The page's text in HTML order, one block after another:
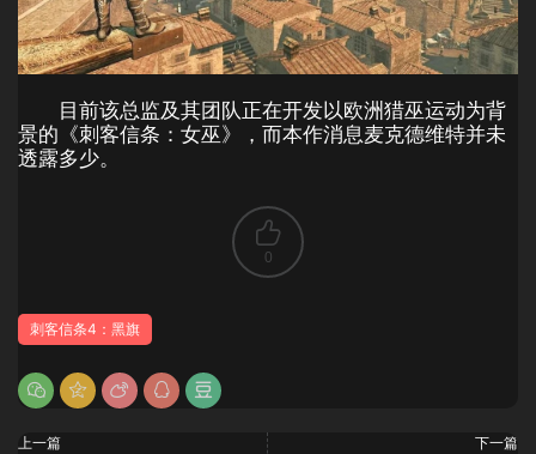
目前该总监及其团队正在开发以欧洲猎巫运动为背
景的《刺客信条：女巫》，而本作消息麦克德维特并未
透露多少。
0
刺客信条4：黑旗
上一篇 下一篇